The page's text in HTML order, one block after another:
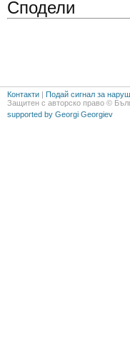
Сподели
Контакти | Подай сигнал за
Защитен с авторско право ©
supported by Georgi Georgiev